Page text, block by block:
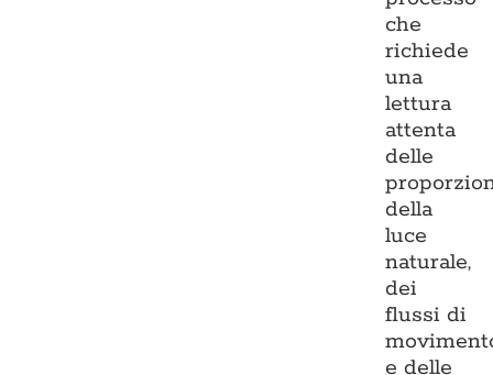
che
richiede
una
lettura
attenta
delle
della
luce
naturale,
dei
flussi di
e delle